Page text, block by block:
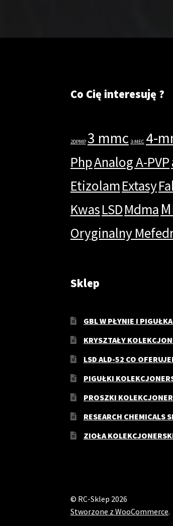
Co Cię interesuję ?
2DPMP 3 mmc 3-MEC 4-
PhpAnalog A-PVP
EtizolamExtasy
KwasLSDMdma
Oryginalny
Sklep
GBL W PŁYNIE I
KRYSZTAŁY
LSD ALD-52 CO
PIGUŁKI
PROSZKI
RESEARCH CHEMICALS
ZIOŁA
© RC-Sklep 2026
Stworzone z WooCommerce.